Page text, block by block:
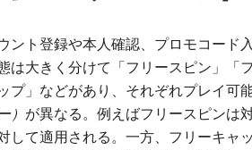
ント登録や本人確認、プロモコード
は大きく分けて「フリースピン」「
プ」などがあり、それぞれプレイ可
） が異なる。例えばフリースピンは
して適用される。一方、フリーキャ